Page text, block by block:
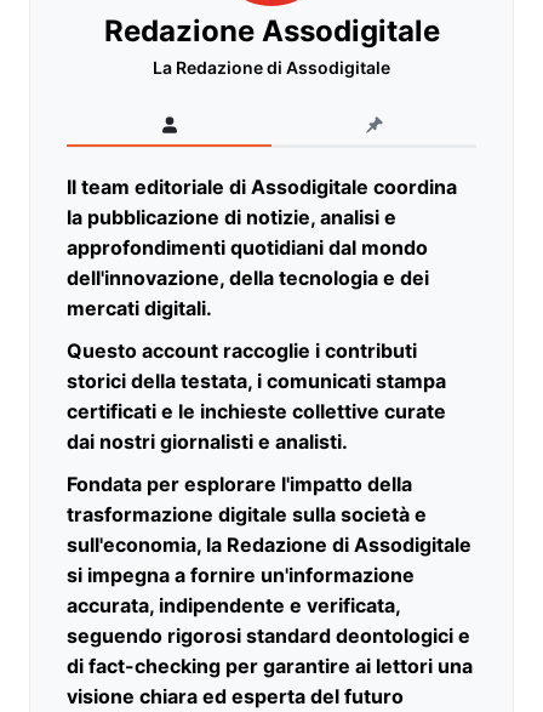
Redazione Assodigitale
La Redazione di Assodigitale
Il team editoriale di Assodigitale coordina
la pubblicazione di notizie, analisi e
approfondimenti quotidiani dal mondo
dell'innovazione, della tecnologia e dei
mercati digitali.
Questo account raccoglie i contributi
storici della testata, i comunicati stampa
certificati e le inchieste collettive curate
dai nostri giornalisti e analisti.
Fondata per esplorare l'impatto della
trasformazione digitale sulla società e
sull'economia, la Redazione di Assodigitale
si impegna a fornire un'informazione
accurata, indipendente e verificata,
seguendo rigorosi standard deontologici e
di fact-checking per garantire ai lettori una
visione chiara ed esperta del futuro